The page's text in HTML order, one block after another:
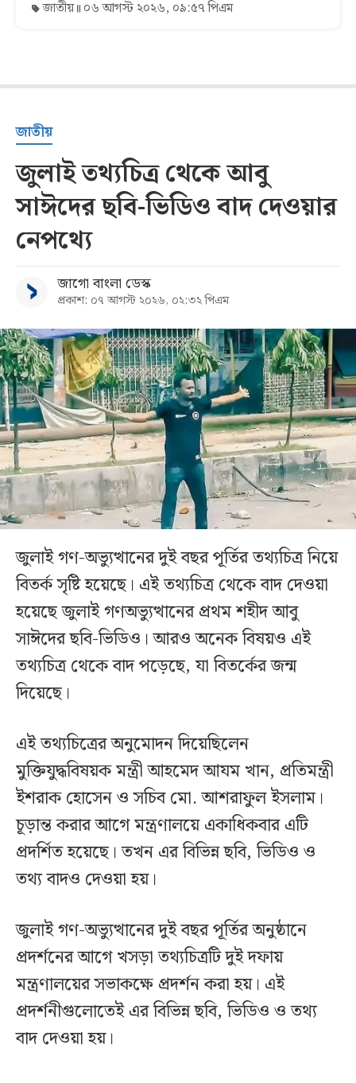
জাতীয় ০৬ আগস্ট ২০২৬, ০৯:৫৭ পিএম
জাতীয়
জুলাই তথ্যচিত্র থেকে আবু
সাঈদের ছবি-ভিডিও বাদ দেওয়ার
নেপথ্যে
জাগো বাংলা ডেস্ক
প্রকাশ: ০৭ আগস্ট ২০২৬, ০২:৩২ পিএম
জুলাই গণ-অভ্যুত্থানের দুই বছর পূর্তির তথ্যচিত্র নিয়ে
বিতর্ক সৃষ্টি হয়েছে। এই তথ্যচিত্র থেকে বাদ দেওয়া
হয়েছে জুলাই গণঅভ্যুত্থানের প্রথম শহীদ আবু
সাঈদের ছবি-ভিডিও। আরও অনেক বিষয়ও এই
তথ্যচিত্র থেকে বাদ পড়েছে, যা বিতর্কের জন্ম
দিয়েছে।
এই তথ্যচিত্রের অনুমোদন দিয়েছিলেন
মুক্তিযুদ্ধবিষয়ক মন্ত্রী আহমেদ আযম খান, প্রতিমন্ত্রী
ইশরাক হোসেন ও সচিব মো. আশরাফুল ইসলাম।
চূড়ান্ত করার আগে মন্ত্রণালয়ে একাধিকবার এটি
প্রদর্শিত হয়েছে। তখন এর বিভিন্ন ছবি, ভিডিও ও
তথ্য বাদও দেওয়া হয়।
জুলাই গণ-অভ্যুত্থানের দুই বছর পূর্তির অনুষ্ঠানে
প্রদর্শনের আগে খসড়া তথ্যচিত্রটি দুই দফায়
মন্ত্রণালয়ের সভাকক্ষে প্রদর্শন করা হয়। এই
প্রদর্শনীগুলোতেই এর বিভিন্ন ছবি, ভিডিও ও তথ্য
বাদ দেওয়া হয়।